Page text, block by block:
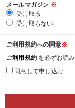
メールマガジン ※
受け取る
受け取らない
ご利用規約への同意※
ご利用規約 を必ずお読
同意して申し込む